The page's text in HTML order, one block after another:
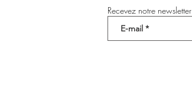
Recevez notre newsletter